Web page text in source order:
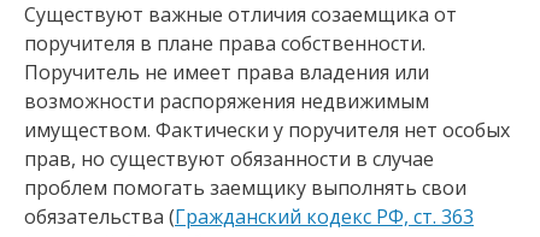
Существуют важные отличия созаемщика от
поручителя в плане права собственности.
Поручитель не имеет права владения или
возможности распоряжения недвижимым
имуществом. Фактически у поручителя нет особых
прав, но существуют обязанности в случае
проблем помогать заемщику выполнять свои
обязательства (Гражданский кодекс РФ, ст. 363